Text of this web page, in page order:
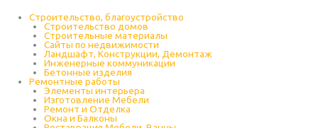
Строительство, благоустройство
Строительство домов
Строительные материалы
Сайты по недвижимости
Ландшафт, Конструкции, Демонтаж
Инженерные коммуникации
Бетонные изделия
Ремонтные работы
Элементы интерьера
Изготовление Мебели
Ремонт и Отделка
Окна и Балконы